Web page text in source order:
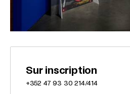
Sur inscription
+352 47 93 30 214/414